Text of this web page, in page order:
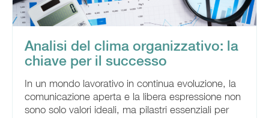
Analisi del clima organizzativo: la
chiave per il successo
In un mondo lavorativo in continua evoluzione, la
comunicazione aperta e la libera espressione non
sono solo valori ideali, ma pilastri essenziali per